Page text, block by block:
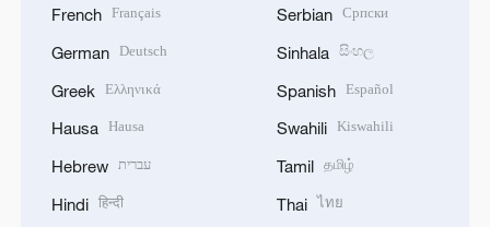
French Français
German Deutsch
Greek Ελληνικά
Hausa Hausa
Hebrew עברית
Hindi हिन्दी
Serbian Српски
Sinhala සිංහල
Spanish Español
Swahili Kiswahili
Tamil தமிழ்
Thai ไทย